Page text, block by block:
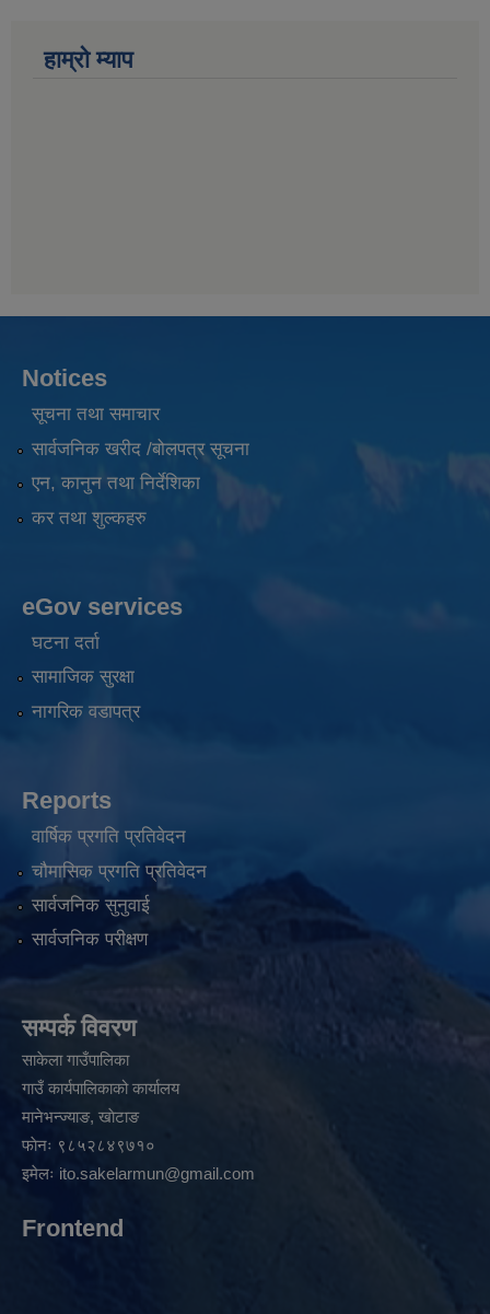
हाम्राे म्याप
Notices
सूचना तथा समाचार
सार्वजनिक खरीद /बोलपत्र सूचना
एन, कानुन तथा निर्देशिका
कर तथा शुल्कहरु
eGov services
घटना दर्ता
सामाजिक सुरक्षा
नागरिक वडापत्र
Reports
वार्षिक प्रगति प्रतिवेदन
चौमासिक प्रगति प्रतिवेदन
सार्वजनिक सुनुवाई
सार्वजनिक परीक्षण
सम्पर्क विवरण
साकेला गाउँपालिका
गाउँ कार्यपालिकाको कार्यालय
मानेभन्ज्याङ, खाेटाङ
फाेनः ९८५२८४९७१०
इमेलः ito.sakelarmun@gmail.com
Frontend